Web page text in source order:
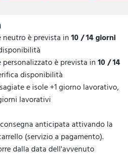
neutro è prevista in10 / 14 giorni
è prevista in10 / 14
disponibilità
e isole +1 giorno lavorativo,
lavorativi
anticipata attivando la
(servizio a pagamento).
dalla data dell'avvenuto